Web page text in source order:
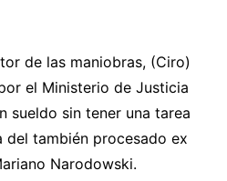
de las maniobras, (Ciro)
el Ministerio de Justicia
sueldo sin tener una tarea
del también procesado ex
Narodowski.